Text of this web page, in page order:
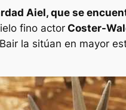
Aiel, que se
fino actor Coster-
la sitúan en mayor